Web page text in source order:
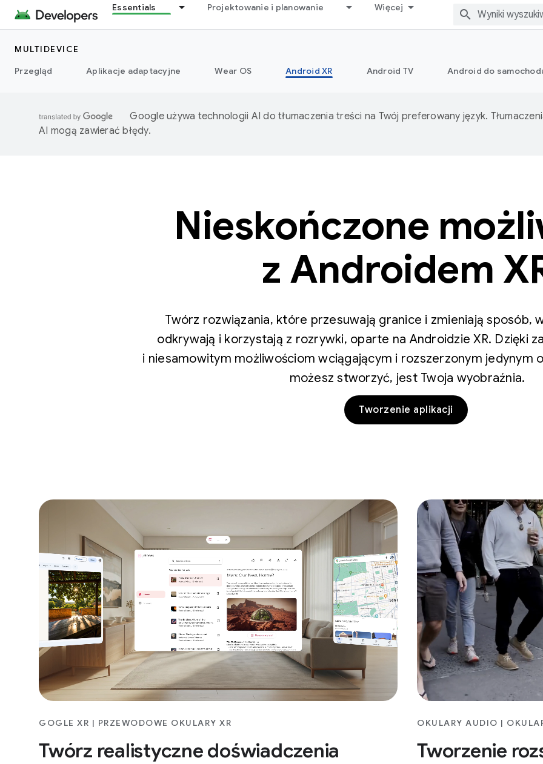
Essentials Projektowanie i planowanie Więcej
MULTIDEVICE
Przegląd
Aplikacje adaptacyjne Wear OS Android XR Android TV Android do
Google używa technologii AI do tłumaczenia treści na Twój preferowany język.
AI mogą zawierać błędy.
Nieskończone
z Androidem
Twórz rozwiązania, które przesuwają granice i zmieniają sposób,
odkrywają i korzystają z rozrywki, oparte na Androidzie XR. Dzięki
i niesamowitym możliwościom wciągającym i rozszerzonym jedynym
możesz stworzyć, jest Twoja wyobraźnia.
Tworzenie aplikacji
GOGLE XR | PRZEWODOWE OKULARY XR
Twórz realistyczne doświadczenia
OKULARY AUDIO |
Tworzenie